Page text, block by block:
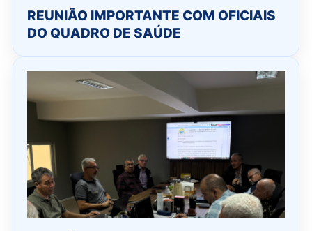
REUNIÃO IMPORTANTE COM OFICIAIS
DO QUADRO DE SAÚDE